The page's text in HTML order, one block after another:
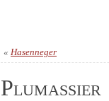
« Hasenneger
Plumassier